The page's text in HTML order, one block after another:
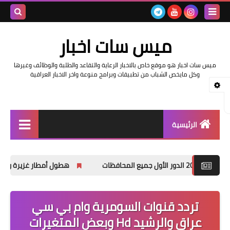
ميس سات اخبار
ميس سات اخبار هو موقع خاص بالاخبار الرعاية والتقاعد والطلبة والوظائف وغيرها
وكل مايخص الشباب من تطبيقات وبرامج منوعة واخر الاخبار العراقية
الرئيسية
اخبار وزارة التربية والتعليم
اخبار وزارة العمل وهيئة
هطول أمطار غزيرة وانخفاضاً في درجات
تردد قنوات السومرية وام بي سي
عراق والرشيد Hd وبعض المتغيرات